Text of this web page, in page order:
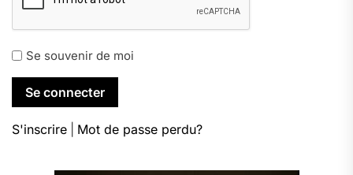
Se souvenir de moi
S'inscrire Mot de passe perdu?